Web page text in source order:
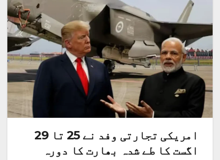
امریکی تجارتی وفد نے 25 تا 29
اگست کا طے شدہ بھارت کا دورہ